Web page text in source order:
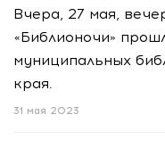
Вчера, 27 мая,
«Библионочи»
муниципальных
края.
31 мая 2023